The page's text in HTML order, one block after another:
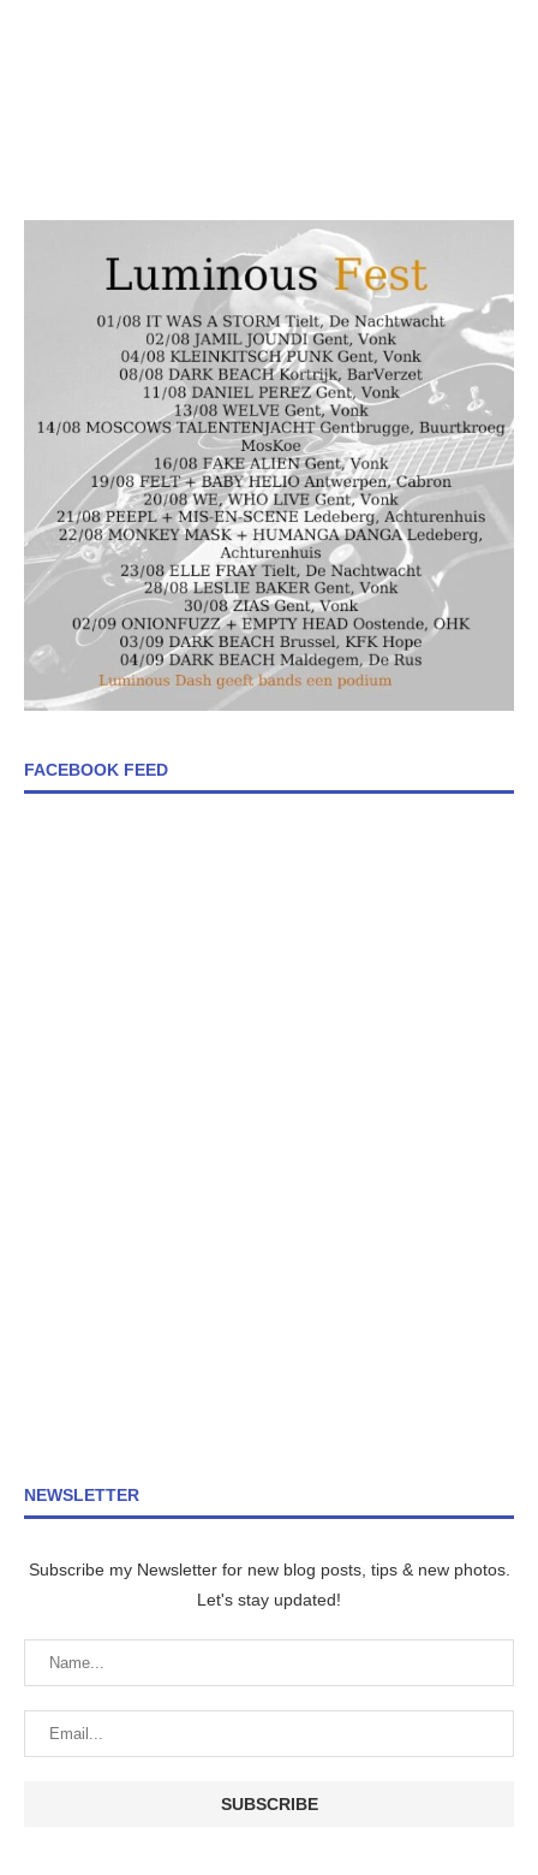
FACEBOOK FEED
NEWSLETTER
Subscribe my Newsletter for new blog posts, tips & new photos.
Let's stay updated!